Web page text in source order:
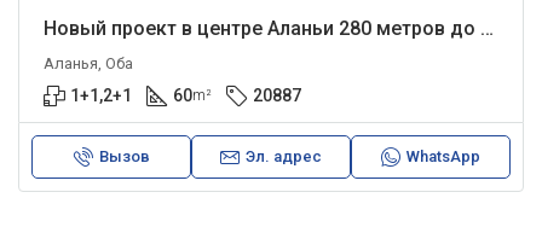
Новый проект в центре Аланьи 280 метров до моря
Аланья, Оба
1+1,2+1 60m² 20887
Вызов Эл. адрес WhatsApp